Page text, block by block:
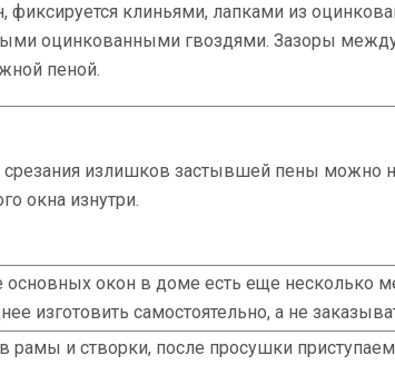
фиксируется клиньями, лапками из
оцинкованными гвоздями. Зазоры
пеной.
срезания излишков застывшей пены можно
окна изнутри.
окон в доме есть еще несколько
изготовить самостоятельно, а не
рамы и створки, после просушки